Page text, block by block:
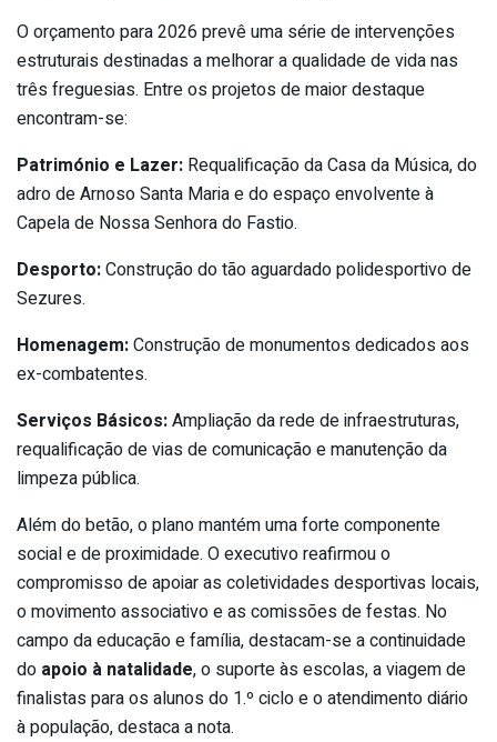
O orçamento para 2026 prevê uma série de intervenções
estruturais destinadas a melhorar a qualidade de vida nas
três freguesias. Entre os projetos de maior destaque
encontram-se:
Património e Lazer: Requalificação da Casa da Música, do
adro de Arnoso Santa Maria e do espaço envolvente à
Capela de Nossa Senhora do Fastio.
Desporto:Construção do tão aguardado polidesportivo de
Sezures.
Homenagem:Construção de monumentos dedicados aos
ex-combatentes.
Serviços Básicos:Ampliação da rede de infraestruturas,
requalificação de vias de comunicação e manutenção da
limpeza pública.
Além do betão, o plano mantém uma forte componente
social e de proximidade. O executivo reafirmou o
compromisso de apoiar as coletividades desportivas locais,
o movimento associativo e as comissões de festas. No
campo da educação e família, destacam-se a continuidade
do apoio à natalidade, o suporte às escolas, a viagem de
finalistas para os alunos do 1.º ciclo e o atendimento diário
à população, destaca a nota.